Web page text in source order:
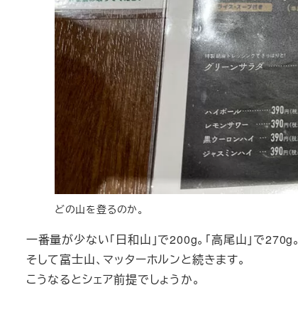
どの山を登るのか。
一番量が少ない「日和山」で200g。「高尾山」で270g。
そして富士山、マッターホルンと続きます。
こうなるとシェア前提でしょうか。